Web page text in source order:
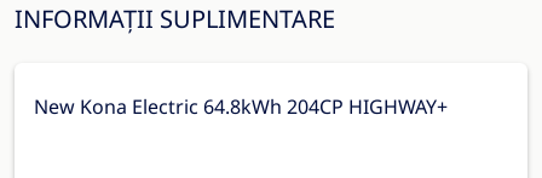
INFORMAȚII SUPLIMENTARE
New Kona Electric 64.8kWh 204CP HIGHWAY+